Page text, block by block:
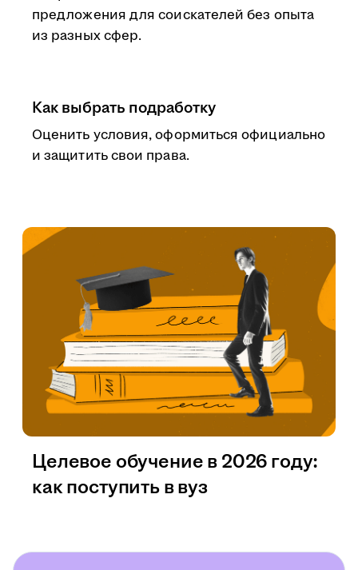
предложения для соискателей без опыта
из разных сфер.
Как выбрать подработку
Оценить условия, оформиться официально
и защитить свои права.
Целевое обучение в 2026 году:
как поступить в вуз